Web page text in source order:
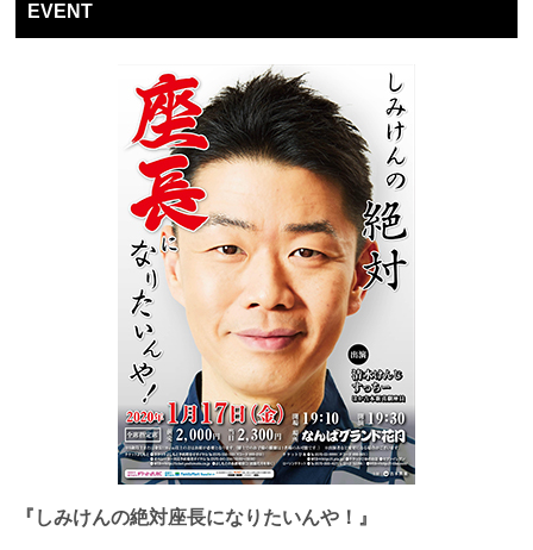
EVENT
『しみけんの絶対座長になりたいんや！』